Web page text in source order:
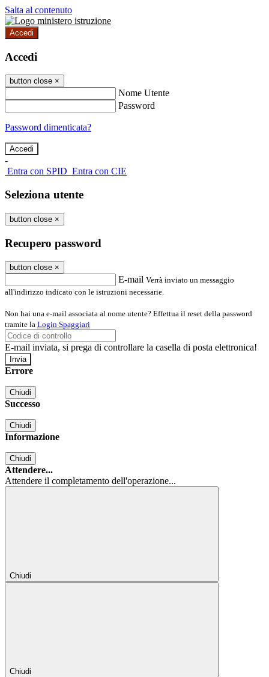
Salta al contenuto
Accedi
Accedi
button close ×
Nome Utente
Password
Password dimenticata?
-
Entra con SPID Entra con CIE
Seleziona utente
button close ×
Recupero password
button close ×
E-mail Verrà inviato un messaggio
all'indirizzo indicato con le istruzioni necessarie.
Non hai una e-mail associata al nome utente? Effettua il reset della password
tramite la Login Spaggiari
E-mail inviata, si prega di controllare la casella di posta elettronica!
Errore
Chiudi
Successo
Chiudi
Informazione
Chiudi
Attendere...
Attendere il completamento dell'operazione...
Chiudi
Chiudi